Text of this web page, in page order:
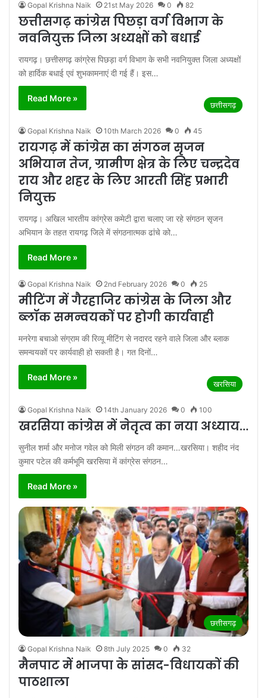
Gopal Krishna Naik 21st May 2026 0 82
छत्तीसगढ़ कांग्रेस पिछड़ा वर्ग विभाग के
नवनियुक्त जिला अध्यक्षों को बधाई
रायगढ़। छत्तीसगढ़ कांग्रेस पिछड़ा वर्ग विभाग के सभी नवनियुक्त जिला अध्यक्षों
को हार्दिक बधाई एवं शुभकामनाएं दी गई हैं। इस…
Read More »
छत्तीसगढ़
Gopal Krishna Naik 10th March 2026 0 45
रायगढ़ में कांग्रेस का संगठन सृजन
अभियान तेज, ग्रामीण क्षेत्र के लिए चन्द्रदेव
राय और शहर के लिए आरती सिंह प्रभारी
नियुक्त
रायगढ़। अखिल भारतीय कांग्रेस कमेटी द्वारा चलाए जा रहे संगठन सृजन
अभियान के तहत रायगढ़ जिले में संगठनात्मक ढांचे को…
Read More »
Gopal Krishna Naik 2nd February 2026 0 25
मीटिंग में गैरहाजिर कांग्रेस के जिला और
ब्लॉक समन्वयकों पर होगी कार्यवाही
मनरेगा बचाओ संग्राम की रिव्यू मीटिंग से नदारद रहने वाले जिला और ब्लाक
समन्वयकों पर कार्यवाही हो सकती है। गत दिनों…
Read More »
खरसिया
Gopal Krishna Naik 14th January 2026 0 100
खरसिया कांग्रेस में नेतृत्व का नया अध्याय…
सुनील शर्मा और मनोज गवेल को मिली संगठन की कमान…खरसिया। शहीद नंद
कुमार पटेल की कर्मभूमि खरसिया में कांग्रेस संगठन…
Read More »
छत्तीसगढ़
Gopal Krishna Naik 8th July 2025 0 32
मैनपाट में भाजपा के सांसद-विधायकों की
पाठशाला